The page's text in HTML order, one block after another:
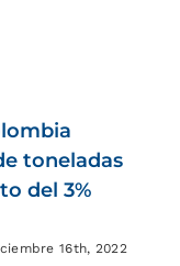
toneladas
del 3%
16th, 2022